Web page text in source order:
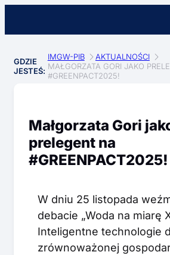
GDZIE
JESTEŚ:
IMGW-PIB
AKTUALNOŚCI
MAŁGORZATA GORI JAKO
#GREENPACT2025!
Małgorzata Gori
prelegent na
#GREENPACT2025!
W dniu 25 listopada
debacie „Woda na miarę
Inteligentne technologie
zrównoważonej